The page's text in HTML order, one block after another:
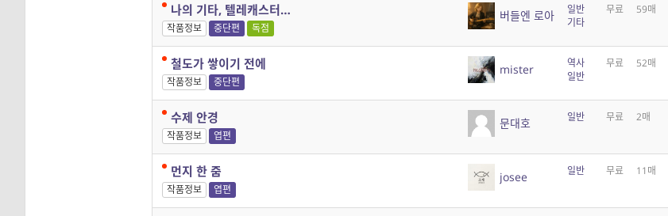
나의 기타, 텔레캐스터…
작품정보 중단편 독점
버들엔 로아
일반
기타
무료 59매
철도가 쌓이기 전에
작품정보 중단편
mister
역사
일반
무료 52매
수제 안경
작품정보 엽편
문대호 일반 무료 2매
먼지 한 줌
작품정보 엽편
josee 일반 무료 11매